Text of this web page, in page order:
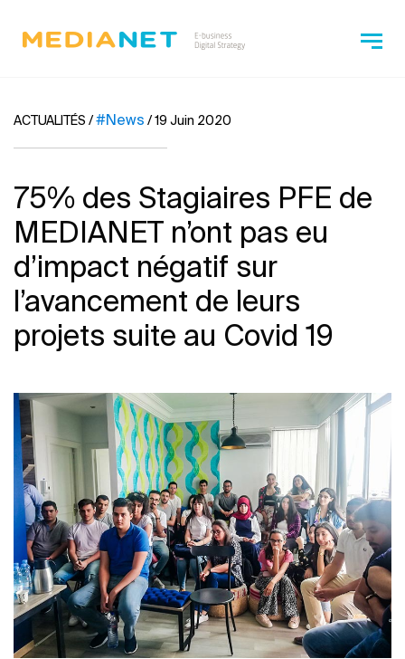
ACTUALITÉS /#News /19 Juin 2020
75% des Stagiaires PFE de
MEDIANET n’ont pas eu
d’impact négatif sur
l’avancement de leurs
projets suite au Covid 19